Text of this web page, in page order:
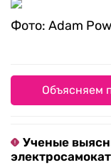
Фото: Adam
Объясняем
Ученые